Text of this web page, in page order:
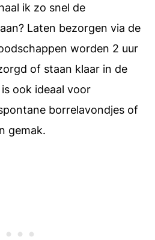
ik zo snel de
Laten bezorgen via de
worden 2 uur
of staan klaar in de
ook ideaal voor
borrelavondjes of
gemak.